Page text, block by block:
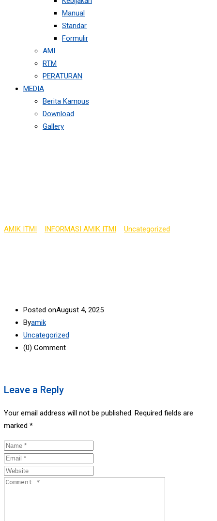
Manual
Standar
Formulir
AMI
RTM
PERATURAN
MEDIA
Berita Kampus
Download
Gallery
AMIK ITMI INFORMASI AMIK ITMI Uncategorized
Posted onAugust 4, 2025
Byamik
Uncategorized
(0) Comment
Leave a Reply
Your email address will not be published. Required fields are
marked *